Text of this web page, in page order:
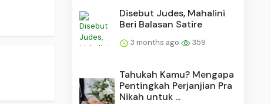
Disebut Judes, Mahalini
Beri Balasan Satire
3 months ago 359
Tahukah Kamu? Mengapa
Pentingkah Perjanjian Pra
Nikah untuk ...